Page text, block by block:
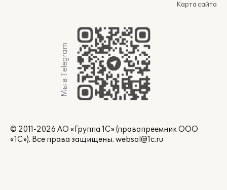
Карта сайта
Мы в Telegram
© 2011-2026 АО «Группа 1С» (правопреемник ООО
«1С»). Все права защищены. websol@1c.ru